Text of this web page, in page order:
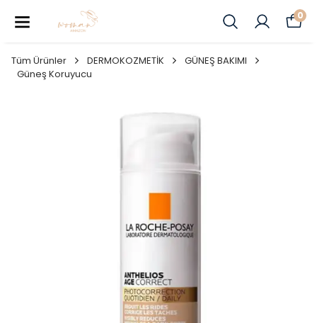
0
Tüm Ürünler DERMOKOZMETİK
GÜNEŞ BAKIMI
Güneş Koruyucu